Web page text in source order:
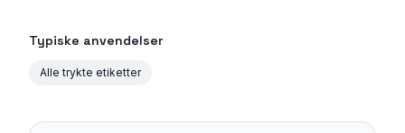
Typiske anvendelser
Alle trykte etiketter